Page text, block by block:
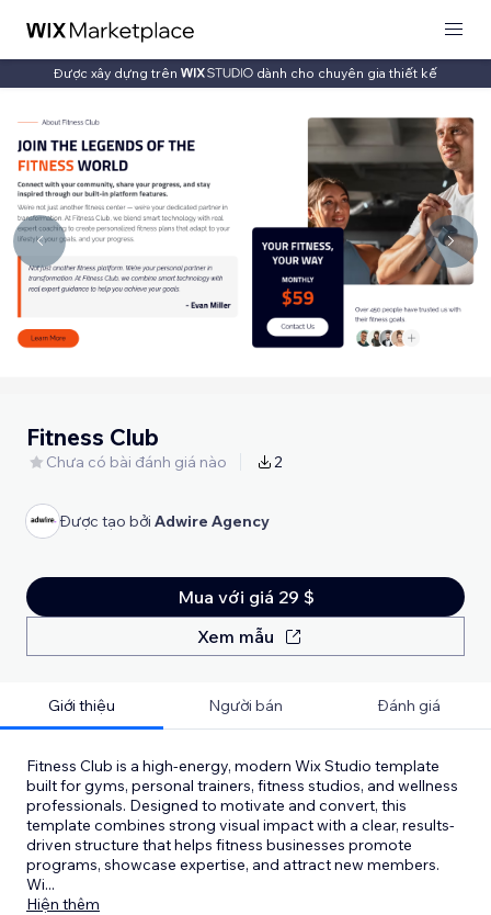
Được xây dựng trên dành cho chuyên gia thiết kế
Fitness Club
Chưa có bài đánh giá nào 2
Được tạo bởi Adwire Agency
Mua với giá 29 $
Xem mẫu
Giới thiệu Người bán Đánh giá
Fitness Club is a high-energy, modern Wix Studio template
built for gyms, personal trainers, fitness studios, and wellness
professionals. Designed to motivate and convert, this
template combines strong visual impact with a clear, results-
driven structure that helps fitness businesses promote
programs, showcase expertise, and attract new members.
Wi...
Hiện thêm